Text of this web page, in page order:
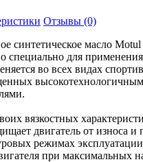
Отзывы (0)
синтетическое масло
специально для
во всех видах
вязкостных
двигатель от износа и
режимах
при максимальных